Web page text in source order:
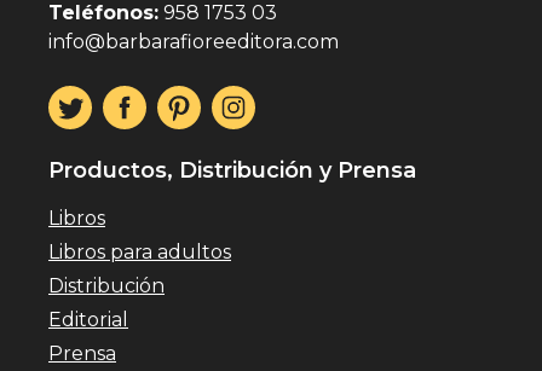
Teléfonos: 958 1753 03
info@barbarafioreeditora.com
Productos, Distribución y Prensa
Libros
Libros para adultos
Distribución
Editorial
Prensa